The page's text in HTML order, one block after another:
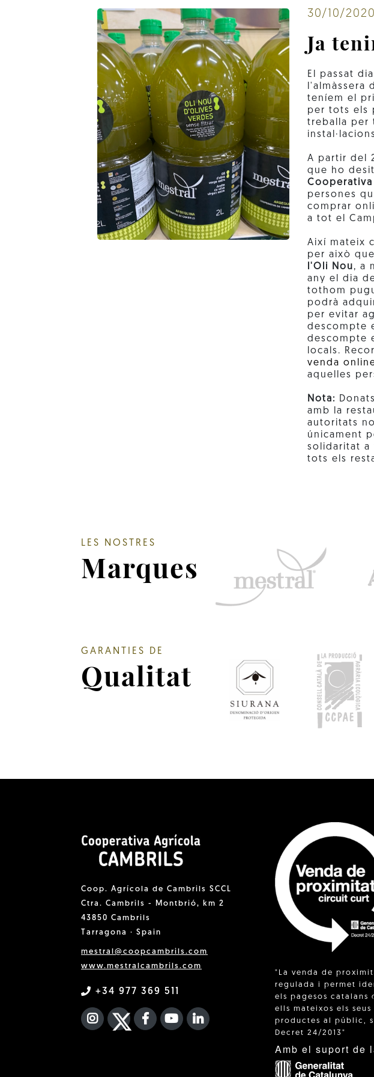
30/10/2020
Ja
El passat
l'almàssera
teníem el
per tots els
treballa per
A partir del
que ho
Cooperativa
persones
comprar
a tot el
Així mateix
per això
l'Oli Nou, a
any el dia
tothom
podrà
per evitar
descompte
descompte
locals.
venda
aquelles
Nota:
amb la
autoritats
únicament
solidaritat a
tots els
LES NOSTRES
Marques
GARANTIES DE
Qualitat
Coop. Agrícola de Cambrils SCCL
Ctra. Cambrils - Montbrió, km 2
43850 Cambrils
Tarragona · Spain
mestral@coopcambrils.com
www.mestralcambrils.com
+34 977 369 511
INSTAGRAM
TWITTER
FACEBOOK F
YOUTUBEFA LINKEDIN IN
"La venda de
regulada i permet
els pagesos catalans
ells mateixos els seus
productes al públic,
Decret 24/2013"
Amb el suport de